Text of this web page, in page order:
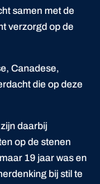
samen met de
verzorgd op de
Canadese,
die op deze
daarbij
op de stenen
19 jaar was en
bij stil te